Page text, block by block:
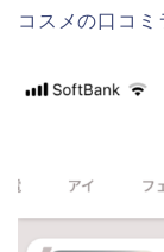
コスメの口コ